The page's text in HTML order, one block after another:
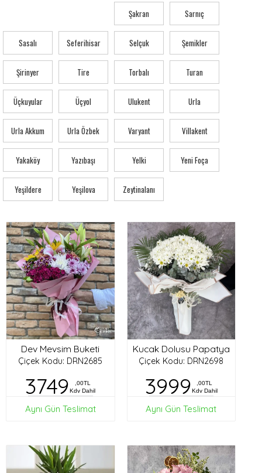
Şakran Sarnıç
Sasalı Seferihisar Selçuk Şemikler
Şirinyer Tire Torbalı Turan
Üçkuyular Üçyol Ulukent Urla
Urla Akkum Urla Özbek Varyant Villakent
Yakaköy Yazıbaşı Yelki Yeni Foça
Yeşildere Yeşilova Zeytinalanı
Dev Mevsim Buketi
Çiçek Kodu: DRN2685
3749
,00TL
Kdv Dahil
Aynı Gün Teslimat
Kucak Dolusu Papatya
Çiçek Kodu: DRN2698
3999
,00TL
Kdv Dahil
Aynı Gün Teslimat